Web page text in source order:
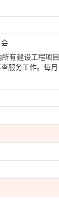
有建设工程项
服务工作。每